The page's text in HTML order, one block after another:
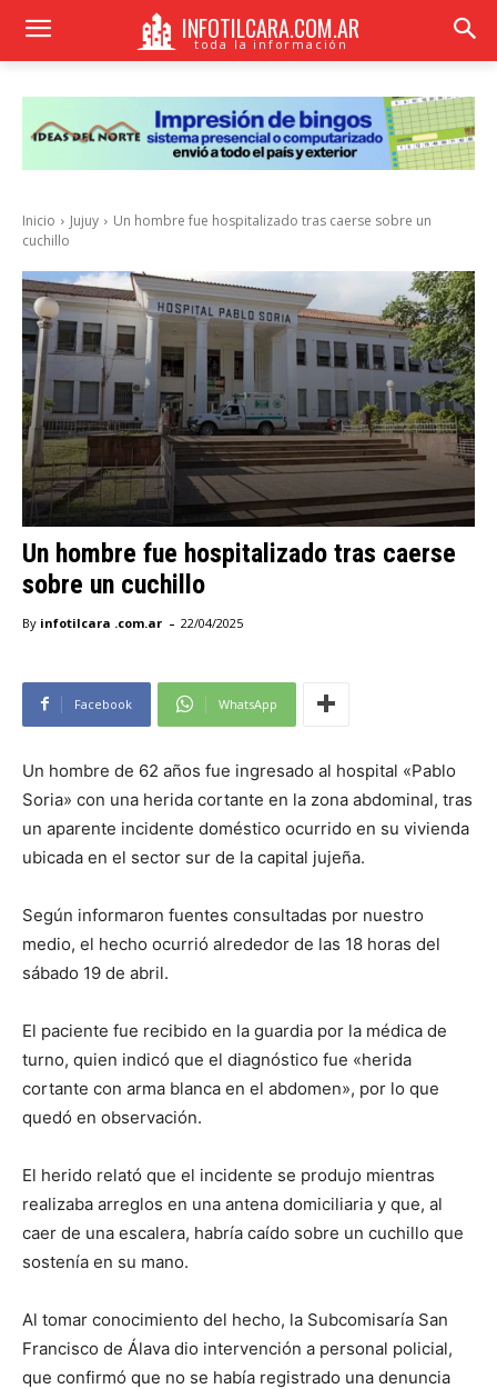
INFOTILCARA.COM.AR
toda la información
Inicio Jujuy
Un hombre fue hospitalizado tras caerse sobre un
cuchillo
Un hombre fue hospitalizado tras caerse
sobre un cuchillo
By infotilcara .com.ar - 22/04/2025
Facebook WhatsApp
Un hombre de 62 años fue ingresado al hospital «Pablo
Soria» con una herida cortante en la zona abdominal, tras
un aparente incidente doméstico ocurrido en su vivienda
ubicada en el sector sur de la capital jujeña.
Según informaron fuentes consultadas por nuestro
medio, el hecho ocurrió alrededor de las 18 horas del
sábado 19 de abril.
El paciente fue recibido en la guardia por la médica de
turno, quien indicó que el diagnóstico fue «herida
cortante con arma blanca en el abdomen», por lo que
quedó en observación.
El herido relató que el incidente se produjo mientras
realizaba arreglos en una antena domiciliaria y que, al
caer de una escalera, habría caído sobre un cuchillo que
sostenía en su mano.
Al tomar conocimiento del hecho, la Subcomisaría San
Francisco de Álava dio intervención a personal policial,
que confirmó que no se había registrado una denuncia